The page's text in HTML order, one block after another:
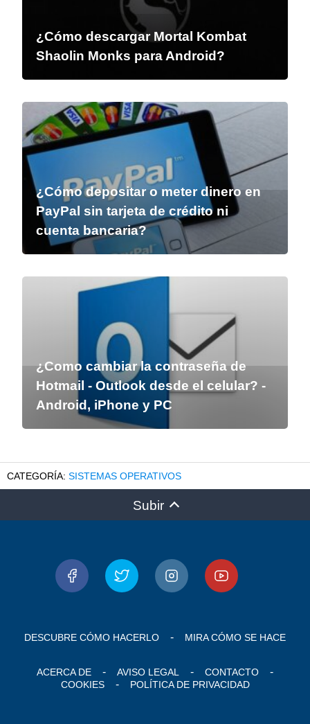
¿Cómo descargar Mortal Kombat
Shaolin Monks para Android?
¿Cómo depositar o meter dinero en
PayPal sin tarjeta de crédito ni
cuenta bancaria?
¿Como cambiar la contraseña de
Hotmail - Outlook desde el celular? -
Android, iPhone y PC
SISTEMAS OPERATIVOS
Subir
DESCUBRE CÓMO HACERLO MIRA CÓMO SE HACE
ACERCA DE AVISO LEGAL
CONTACTO
COOKIES
POLÍTICA DE PRIVACIDAD